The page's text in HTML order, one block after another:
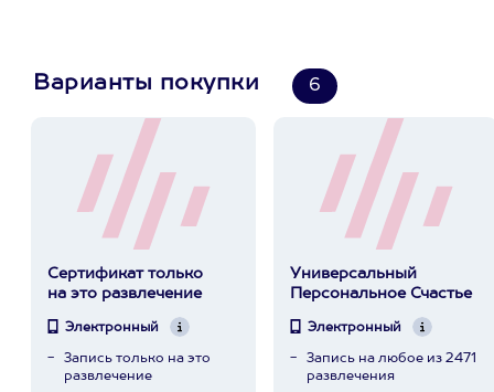
Варианты покупки 6
Сертификат только
на это развлечение
Электронный
Запись только на это
развлечение
Универсальный
Персональное Счастье
Электронный
Запись на любое из 2471
развлечения